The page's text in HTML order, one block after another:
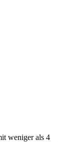
weniger als 4